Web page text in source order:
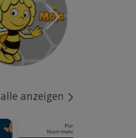
alle anzeigen